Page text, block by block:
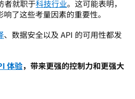
者就职于科技行业。这可能表明，
了这些考量因素的重要性。
、数据安全以及 API 的可用性都发
体验，带来更强的控制力和更强大